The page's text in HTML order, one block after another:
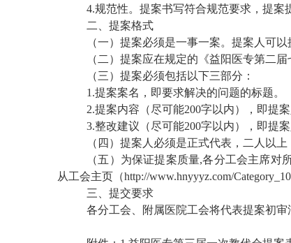
4.规范性。提案书写符合规范要求，提案
二、提案格式
（一）提案必须是一事一案。提案人可
（二）提案应在规定的《益阳医专第二
（三）提案必须包括以下三部分：
1.提案案名，即要求解决的问题的标题。
2.提案内容（尽可能200字以内），即提
3.整改建议（尽可能200字以内），即提
（四）提案人必须是正式代表，二人以
（五）为保证提案质量,各分工会主席
从工会主页（http://www.hnyyyz.com/
三、提交要求
各分工会、附属医院工会将代表提案初审